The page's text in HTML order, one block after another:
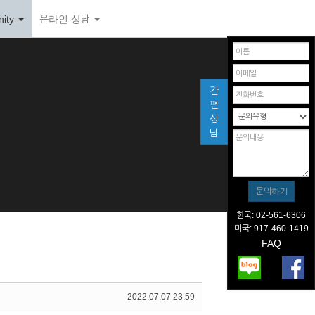
온라인 상담
2022.07.07 23:59
간
편
상
담
한국: 02-561-6306
미국: 917-460-1419
FAQ